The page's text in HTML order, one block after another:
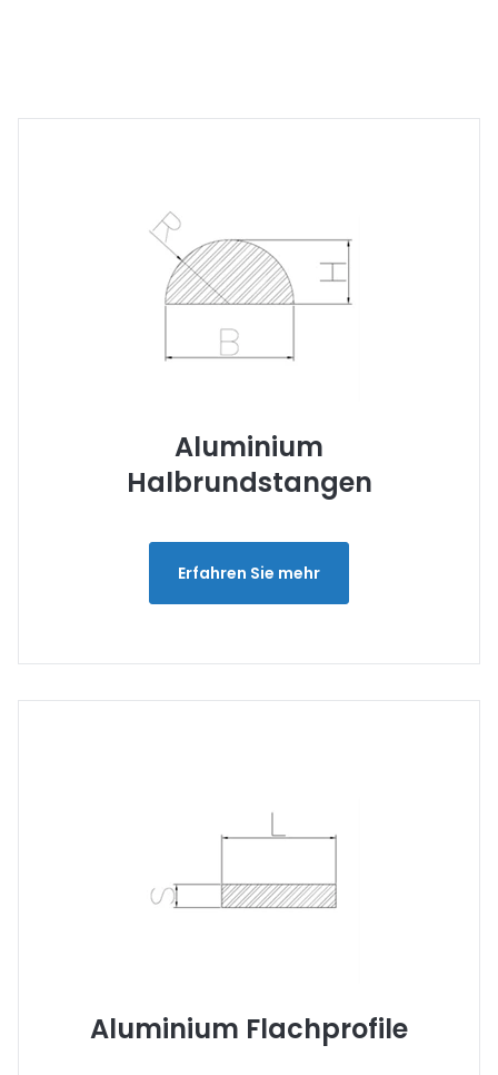
Aluminium
Halbrundstangen
Erfahren Sie mehr
Aluminium Flachprofile